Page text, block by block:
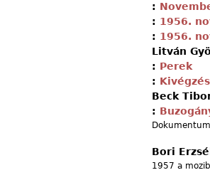
:
: 1956.
: 1956.
Litván
: Perek
:
Beck
:
Bori
1957 a